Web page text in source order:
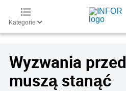
Kategorie
Wyzwania
muszą stanąć